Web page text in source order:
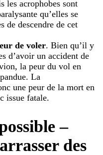
les acrophobes sont
qu’elles se
de descendre de cet
de voler. Bien qu’il y
d’avoir un accident de
la peur du vol en
La
une peur de la mort en
issue fatale.
–
des